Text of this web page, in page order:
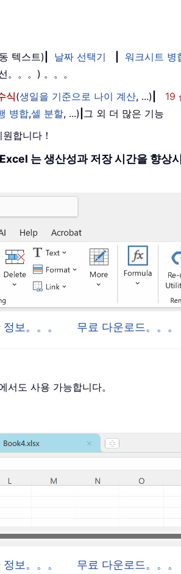
텍스트) 날짜 선택기 워크시트 병
。。) 。。。
식(생일을 기준으로 나이 계산, ...) 19
병합,셀 분할, ...) 그 외 더 많은 기능
합니다！
는 생산성과 저장 시간을 향상
보。。。 무료 다운로드。。。
도 사용 가능합니다。
보。。。 무료 다운로드。。。